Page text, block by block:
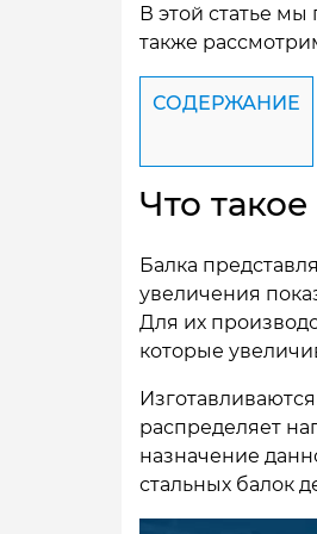
В этой статье мы
также
СОДЕРЖАНИЕ
Что
Балка
увеличения
Для их
которые
распределяет
назначение
стальных балок